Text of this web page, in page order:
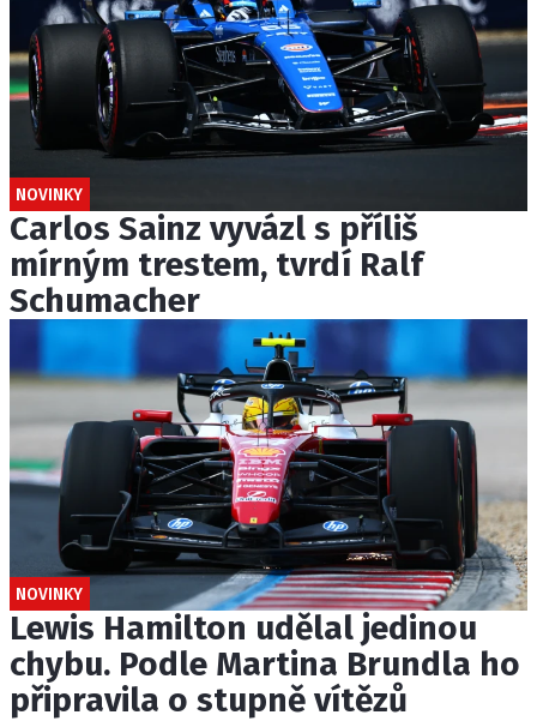
NOVINKY
Carlos Sainz vyvázl s příliš
mírným trestem, tvrdí Ralf
Schumacher
NOVINKY
Lewis Hamilton udělal jedinou
chybu. Podle Martina Brundla ho
připravila o stupně vítězů